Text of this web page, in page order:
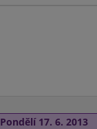
Pondělí 17. 6. 2013